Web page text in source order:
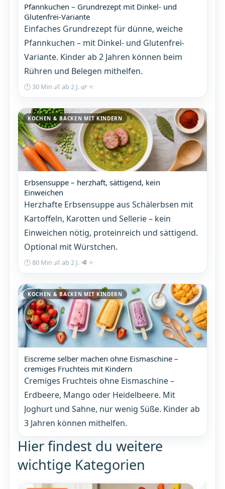
Pfannkuchen – Grundrezept mit Dinkel- und
Glutenfrei-Variante
Einfaches Grundrezept für dünne, weiche
Pfannkuchen – mit Dinkel- und Glutenfrei-
Variante. Kinder ab 2 Jahren können beim
Rühren und Belegen mithelfen.
🕐 30 Min·👶 ab 2 J.·🌿·⭐
KOCHEN & BACKEN MIT KINDERN
Erbsensuppe – herzhaft, sättigend, kein
Einweichen
Herzhafte Erbsensuppe aus Schälerbsen mit
Kartoffeln, Karotten und Sellerie – kein
Einweichen nötig, proteinreich und sättigend.
Optional mit Würstchen.
🕐 80 Min·👶 ab 2 J.·🥩·⭐
KOCHEN & BACKEN MIT KINDERN
Eiscreme selber machen ohne Eismaschine –
cremiges Fruchteis mit Kindern
Cremiges Fruchteis ohne Eismaschine –
Erdbeere, Mango oder Heidelbeere. Mit
Joghurt und Sahne, nur wenig Süße. Kinder ab
3 Jahren können mithelfen.
Hier findest du weitere
wichtige Kategorien